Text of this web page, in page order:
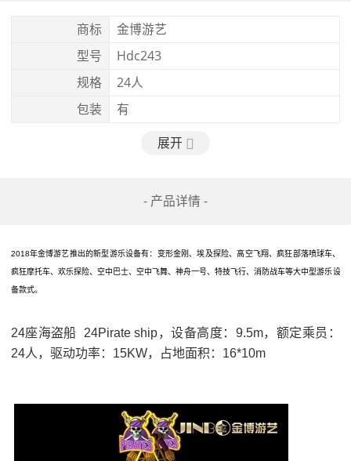
商标
金博游艺
型号
Hdc243
规格
24人
包装
有
展开
- 产品详情 -
2018年金博游艺推出的新型游乐设备有：变形金刚、埃及探险、高空飞翔、疯狂部落喷球车、
疯狂摩托车、 欢乐探险、 空中巴士、 空中飞舞、神舟一号、特技飞行、消防战车等大中型游乐设
备款式。
24座海盗船 24Pirate ship，设备高度： 9.5m， 额定乘员：
24人，驱动功率： 15KW， 占地面积： 16*10m